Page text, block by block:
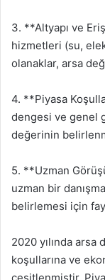
3. **Altyapı ve
hizmetleri (su,
olanaklar, arsa
4. **Piyasa
dengesi ve genel
değerinin
5. **Uzman
uzman bir
belirlemesi için
2020 yılında
koşullarına ve
çeşitlenmiştir.